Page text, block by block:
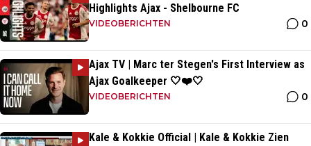
Highlights Ajax - Shelbourne FC
VIDEOBERICHTEN 0
Ajax TV | Marc ter Stegen's First Interview as
Ajax Goalkeeper 🤍❤️🤍
VIDEOBERICHTEN 0
Kale & Kokkie Official | Kale & Kokkie Zien